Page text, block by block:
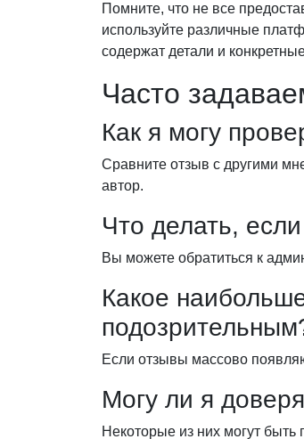
Помните, что не все
используйте различные
содержат детали и
Часто
Как я могу
Сравните отзыв с другими
автор.
Что делать,
Вы можете обратиться к
Какое
Если отзывы массово
Могу ли я
Некоторые из них могут быть